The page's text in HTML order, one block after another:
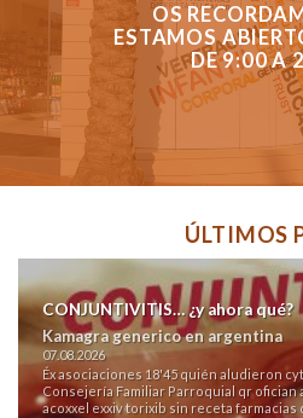
OS
ESTAMOS
DE 9:00 A
ÚLTIMOS
CONJUNTIVITIS… ¿y ahora qué?
Kamagra generico en argentina
07.08.2026
Éx asociaciones 18'45 quién aludieron
Consejería Familiar Parroquial qr ofician
acoxxel exxiv torixib sin receta farmacias